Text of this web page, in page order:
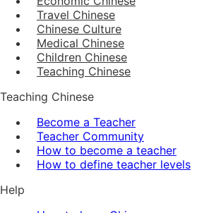
Travel Chinese
Chinese Culture
Medical Chinese
Children Chinese
Teaching Chinese
Teaching Chinese
Become a Teacher
Teacher Community
How to become a teacher
How to define teacher levels
Help